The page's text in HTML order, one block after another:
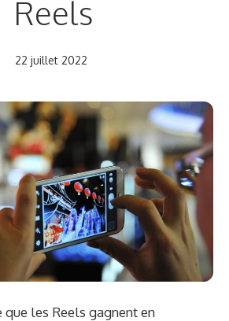
Reels
22 juillet 2022
les Reels gagnent en